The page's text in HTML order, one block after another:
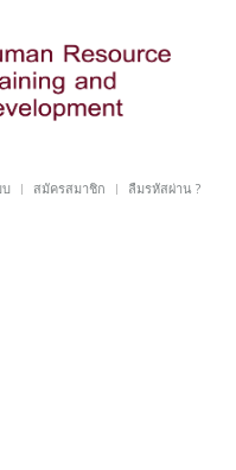
บ สมัครสมาชิก ลืมรหัสผ่าน ?